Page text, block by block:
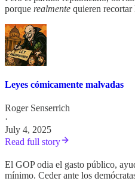
porque realmente quieren recortar
Leyes cómicamente malvadas
Roger Senserrich
·
July 4, 2025
Read full story
El GOP odia el gasto público,
mínimo. Ceder ante los